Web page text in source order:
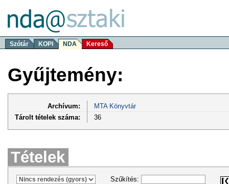
Szótár KOPI NDA Kereső
Gyűjtemény:
Archívum:
MTA Könyvtár
Tárolt tételek száma:
36
Tételek
Szűkítés: